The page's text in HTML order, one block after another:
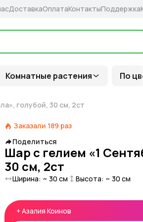
Комнатные растения По
ДоставкаОплатаКонтактыПоддержка
голубой, 30 см, 2ст
Заказали 189 раз
Поделиться
Шар с гелием «1
30 см, 2ст
Ширина: ~ 30 см Высота: ~ 30 см
+ Азалия Коинов